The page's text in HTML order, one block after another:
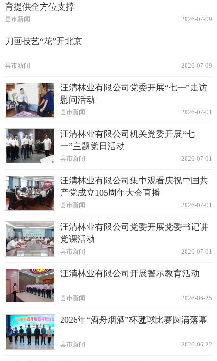
育提供全方位支撑
2026-07-09
县市新闻
刀画技艺“花”开北京
2026-07-09
县市新闻
汪清林业有限公司党委开展“七一”走访
慰问活动
2026-07-01
县市新闻
汪清林业有限公司机关党委开展“七
一”主题党日活动
2026-07-01
县市新闻
汪清林业有限公司集中观看庆祝中国共
产党成立105周年大会直播
2026-07-01
县市新闻
汪清林业有限公司党委开展党委书记讲
党课活动
2026-07-01
县市新闻
汪清林业有限公司开展警示教育活动
2026-06-25
县市新闻
2026年“酒舟烟酒”杯毽球比赛圆满落幕
2026-06-22
县市新闻